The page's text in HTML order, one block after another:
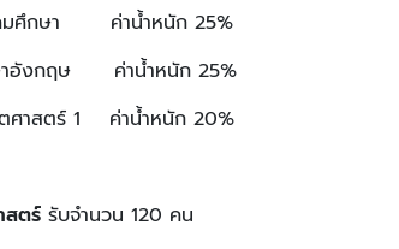
มศึกษา ค่าน้ำหนัก 25%
าอังกฤษ ค่าน้ำหนัก 25%
าสตร์ 1 ค่าน้ำหนัก 20%
สตร์ รับจำนวน 120 คน